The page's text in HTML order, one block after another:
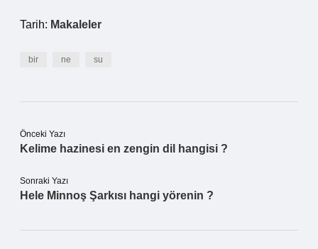
Tarih: Makaleler
bir ne su
Önceki Yazı
Kelime hazinesi en zengin dil hangisi ?
Sonraki Yazı
Hele Minnoş Şarkısı hangi yörenin ?